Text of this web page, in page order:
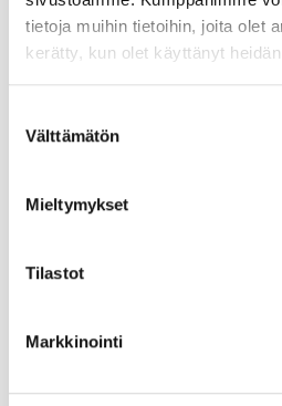
tietoja muihin tietoihin, joita olet
kerätty, kun olet käyttänyt
valinta
Välttämätön
Mieltymykset
Tilastot
Markkinointi